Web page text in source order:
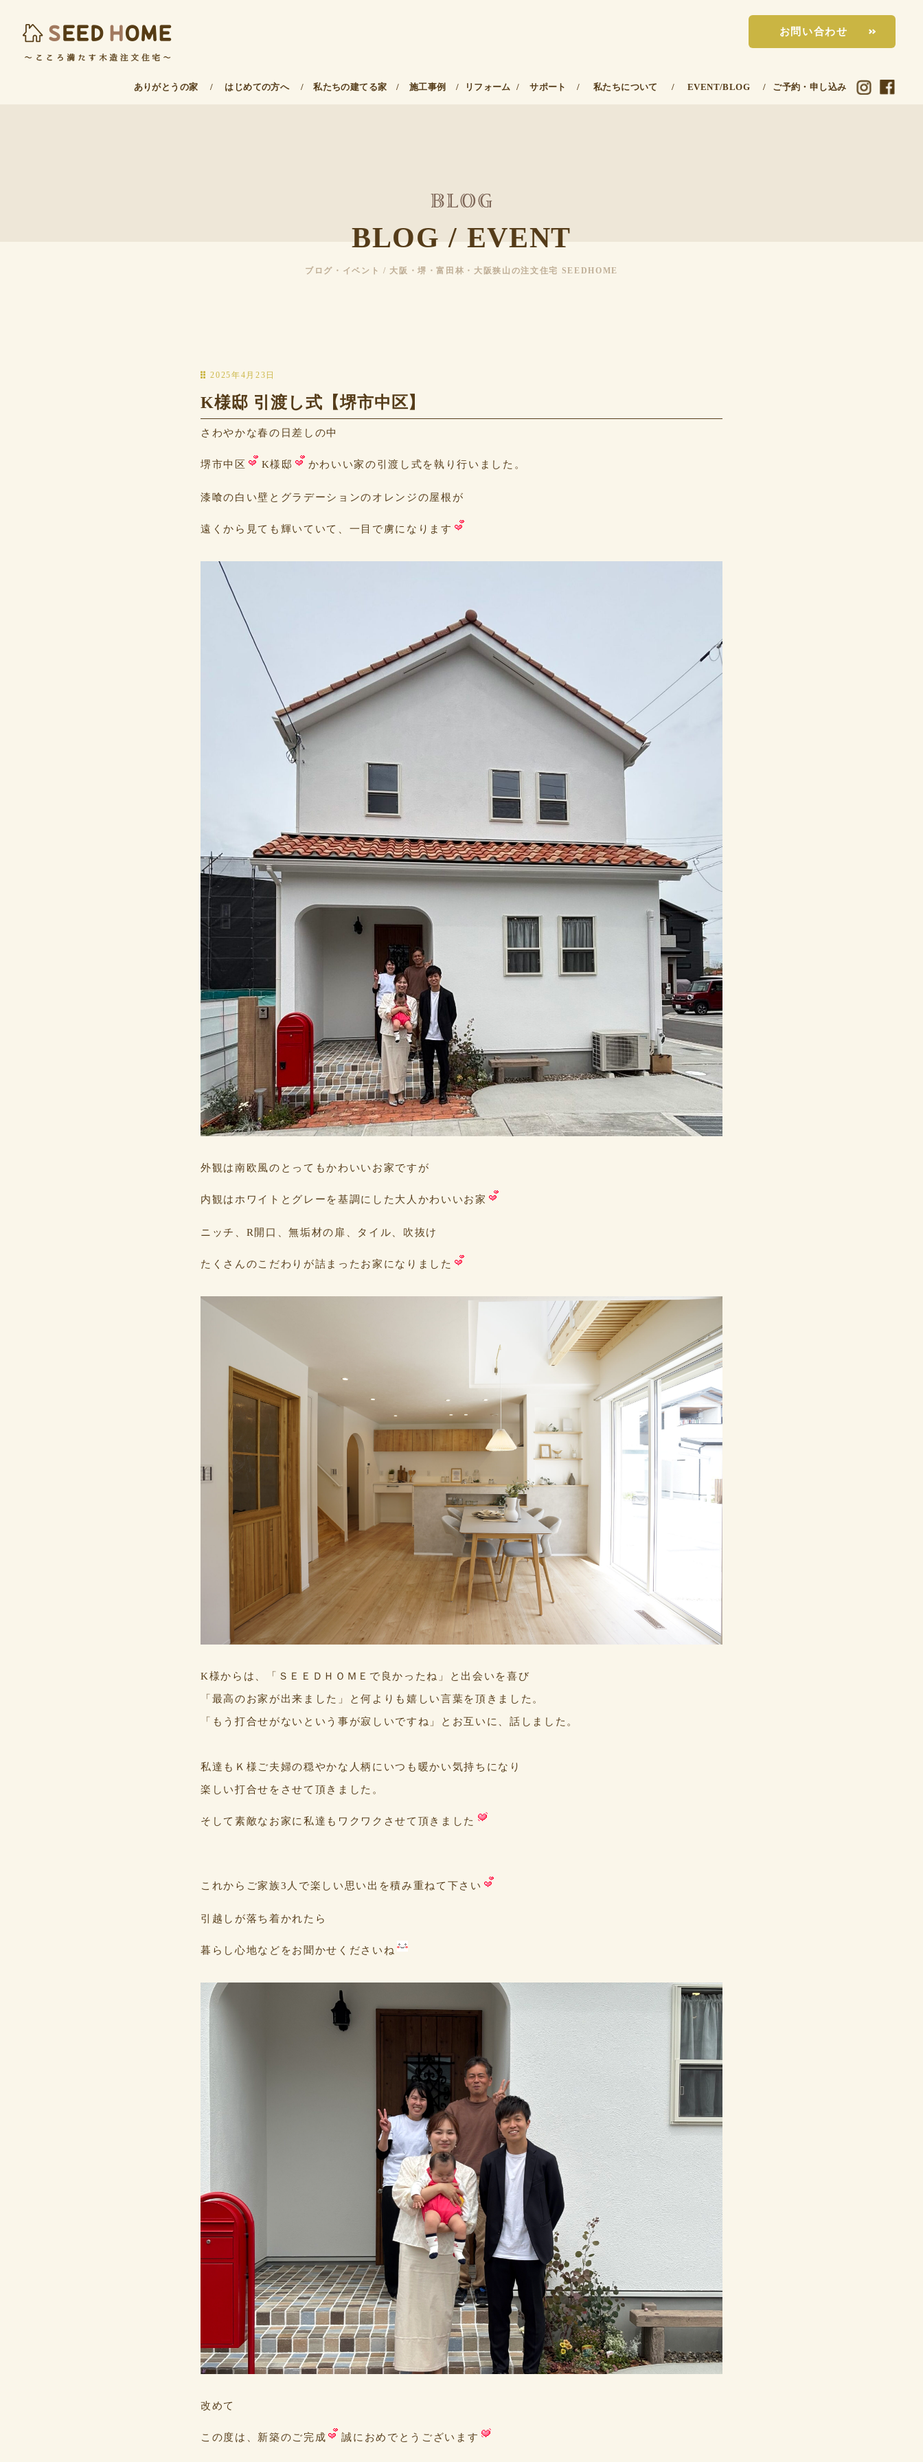
お問い合わせ
ありがとうの家 / はじめての方へ / 私たちの建てる家 / 施工事例 / リフォーム / サポート / 私たちについて / EVENT/BLOG / ご予約・申し込み
BLOG / EVENT
ブログ・イベント / 大阪・堺・富田林・大阪狭山の注文住宅 SEEDHOME
2025年4月23日
K様邸 引渡し式【堺市中区】
さわやかな春の日差しの中
堺市中区 K様邸 かわいい家の引渡し式を執り行いました。
漆喰の白い壁とグラデーションのオレンジの屋根が
遠くから見ても輝いていて、一目で虜になります
外観は南欧風のとってもかわいいお家ですが
内観はホワイトとグレーを基調にした大人かわいいお家
ニッチ、R開口、無垢材の扉、タイル、吹抜け
たくさんのこだわりが詰まったお家になりました
K様からは、「ＳＥＥＤＨＯＭＥで良かったね」と出会いを喜び
「最高のお家が出来ました」と何よりも嬉しい言葉を頂きました。
「もう打合せがないという事が寂しいですね」とお互いに、話しました。
私達もＫ様ご夫婦の穏やかな人柄にいつも暖かい気持ちになり
楽しい打合せをさせて頂きました。
そして素敵なお家に私達もワクワクさせて頂きました
これからご家族3人で楽しい思い出を積み重ねて下さい
引越しが落ち着かれたら
暮らし心地などをお聞かせくださいね
改めて
この度は、新築のご完成 誠におめでとうございます